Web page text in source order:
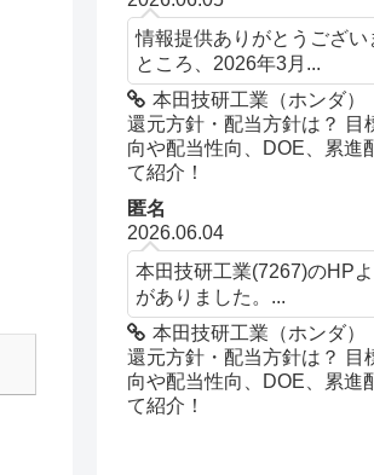
情報提供ありがとうござい
ところ、2026年3月...
本田技研工業（ホンダ）
還元方針・配当方針は？ 目
向や配当性向、DOE、累進
て紹介！
匿名
2026.06.04
本田技研工業(7267)のHP
がありました。...
本田技研工業（ホンダ）
還元方針・配当方針は？ 目
向や配当性向、DOE、累進
て紹介！